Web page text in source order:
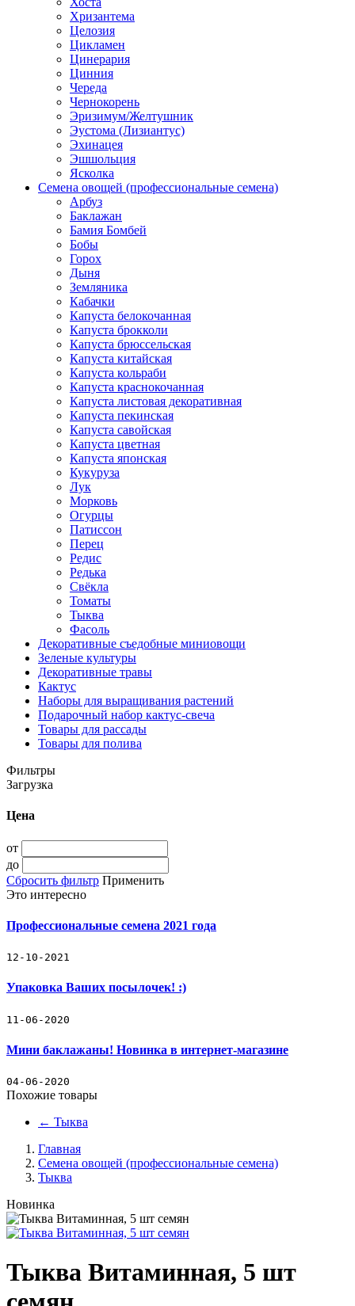
Хризантема
Целозия
Цикламен
Цинерария
Цинния
Череда
Чернокорень
Эризимум/Желтушник
Эустома (Лизиантус)
Эхинацея
Эшшольция
Ясколка
Семена овощей (профессиональные семена)
Арбуз
Баклажан
Бамия Бомбей
Бобы
Горох
Дыня
Земляника
Кабачки
Капуста белокочанная
Капуста брокколи
Капуста брюссельская
Капуста китайская
Капуста кольраби
Капуста краснокочанная
Капуста листовая декоративная
Капуста пекинская
Капуста савойская
Капуста цветная
Капуста японская
Кукуруза
Лук
Морковь
Огурцы
Патиссон
Перец
Редис
Редька
Свёкла
Томаты
Тыква
Фасоль
Декоративные съедобные миниовощи
Зеленые культуры
Декоративные травы
Кактус
Наборы для выращивания растений
Подарочный набор кактус-свеча
Товары для рассады
Товары для полива
Фильтры
Загрузка
Цена
от
до
Сбросить фильтр Применить
Это интересно
Профессиональные семена 2021 года
12-10-2021
Упаковка Ваших посылочек! :)
11-06-2020
Мини баклажаны! Новинка в интернет-магазине
04-06-2020
Похожие товары
← Тыква
Главная
Семена овощей (профессиональные семена)
Тыква
Новинка
Тыква Витаминная, 5 шт